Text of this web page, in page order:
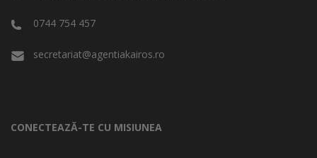
0744 754 457
secretariat@agentiakairos.ro
CONECTEAZĂ-TE CU MISIUNEA